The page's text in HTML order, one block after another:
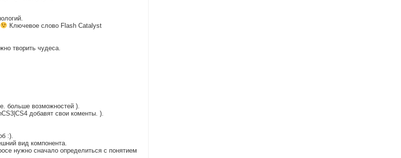
Ключевое слово Flash Catalyst
творить чудеса.
больше возможностей ).
добавят свои коменты. ).
:).
вид компонента.
нужно сначало определиться с понятием